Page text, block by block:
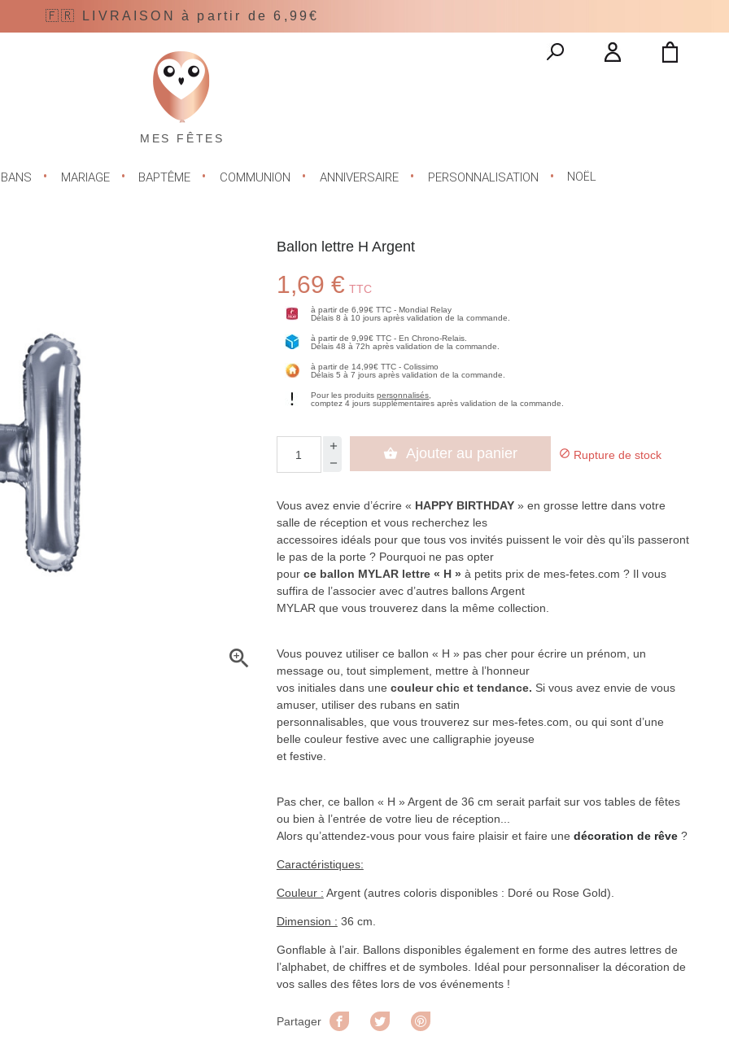
🇫🇷 LIVRAISON à partir de 6,99€
MES FÊTES
MARIAGE BAPTÊME COMMUNION ANNIVERSAIRE PERSONNALISATION NOËL

Ballon lettre H Argent
1,69 € TTC
à partir de 6,99€ TTC - Mondial Relay
Délais 8 à 10 jours après validation de la commande.
à partir de 9,99€ TTC - En Chrono-Relais.
Délais 48 à 72h après validation de la commande.
à partir de 14,99€ TTC - Colissimo
Délais 5 à 7 jours après validation de la commande.
Pour les produitspersonnalisés
comptez 4 jours supplémentaires après validation de la commande.
 Ajouter au panier  Rupture de stock
Vous avez envie d’écrire « HAPPY BIRTHDAY» en grosse lettre dans votre
salle de réception et vous recherchez les
accessoires idéals pour que tous vos invités puissent le voir dès qu’ils passeront
le pas de la porte ? Pourquoi ne pas opter
pour ce ballon MYLAR lettre « H » à petits prix de mes-fetes.com ? Il vous
suffira de l’associer avec d’autres ballons Argent
MYLAR que vous trouverez dans la même collection.
Vous pouvez utiliser ce ballon « H » pas cher pour écrire un prénom, un
message ou, tout simplement, mettre à l’honneur
vos initiales dans une couleur chic et tendance. Si vous avez envie de vous
amuser, utiliser des rubans en satin
personnalisables, que vous trouverez sur mes-fetes.com, ou qui sont d’une
belle couleur festive avec une calligraphie joyeuse
et festive.
Pas cher, ce ballon « H » Argent de 36 cm serait parfait sur vos tables de fêtes
ou bien à l’entrée de votre lieu de réception...
Alors qu’attendez-vous pour vous faire plaisir et faire une décoration de rêve ?
Caractéristiques:
Couleur : Argent (autres coloris disponibles : Doré ou Rose Gold).
Dimension : 36 cm.
Gonflable à l’air. Ballons disponibles également en forme des autres lettres de
l’alphabet, de chiffres et de symboles. Idéal pour personnaliser la décoration de
vos salles des fêtes lors de vos événements !
Partager Partager Tweet